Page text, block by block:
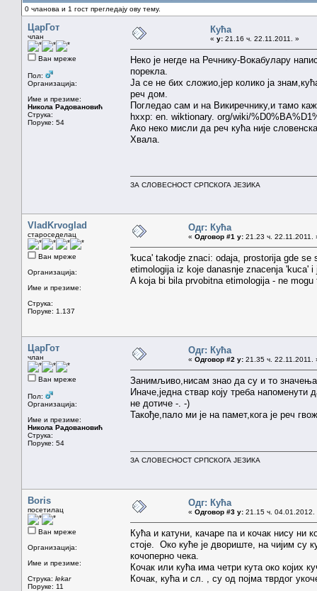
0 чланова и 1 гост прегледају ову тему.
ЦарГот
члан
Ван мреже
Пол:
Организација:
Име и презиме:
Никола Радовановић
Струка:
Поруке: 54
Кућа
« у: 21.16 ч. 22.11.2011. »
Неко је негде на Речнику-Вокабулару
порекла.
Ја се не бих сложио,јер колико ја
реч дом.
Погледао сам и на Викиречнику,и тамо
hxxp: en. wiktionary. org/wiki/
Ако неко мисли да реч кућа није
Хвала.
ЗА СЛОВЕСНОСТ СРПСКОГА ЈЕЗИКА
VladKrvoglad
староседелац
Ван мреже
Организација:
Име и презиме:
Струка:
Поруке: 1.137
Одг: Кућа
« Одговор #1 у: 21.23 ч. 22.11.2011.
'kuca' takodje znaci: odaja, prostorija gde
etimologija iz koje danasnje znacenja 'kuca'
A koja bi bila prvobitna etimologija - ne
ЦарГот
члан
Ван мреже
Пол:
Организација:
Име и презиме:
Никола Радовановић
Струка:
Поруке: 54
Одг: Кућа
« Одговор #2 у: 21.35 ч. 22.11.2011.
Занимљиво,нисам знао да су и то
Иначе,једна ствар коју треба напоменути
не дотиче -. -)
Такође,пало ми је на памет,кога је реч
ЗА СЛОВЕСНОСТ СРПСКОГА ЈЕЗИКА
Boris
посетилац
Ван мреже
Организација:
Име и презиме:
Струка: lekar
Поруке: 11
Одг: Кућа
« Одговор #3 у: 21.15 ч. 04.01.2012.
Кућа и катуни, качаре па и кочак нису ни
стоје. Око куће је двориште, на чијим су
кочоперно чека.
Кочак или кућа има четри кута око којих
Кочак, кућа и сл. , су од појма тврдог